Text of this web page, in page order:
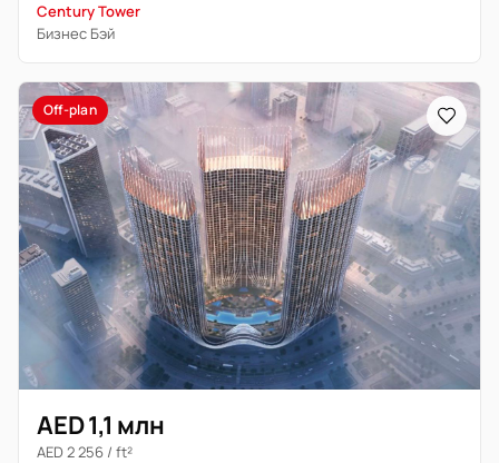
Century Tower
Бизнес Бэй
Off-plan
AED 1,1 млн
AED 2 256 / ft²